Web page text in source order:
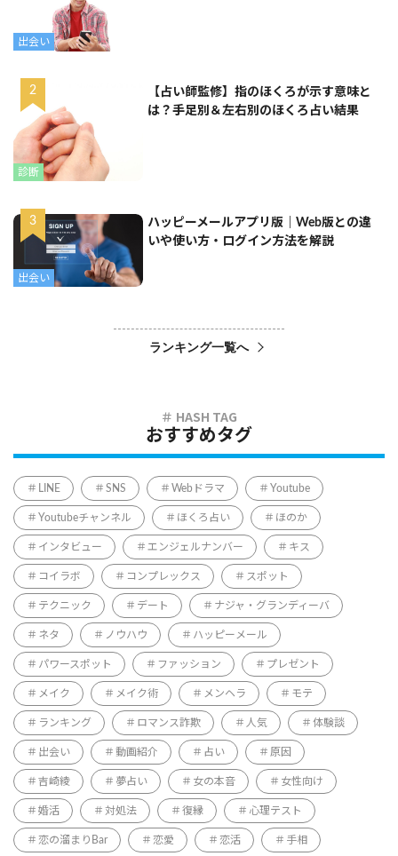
出会い
診断
【占い師監修】指のほくろが示す意味と
は？手足別＆左右別のほくろ占い結果
出会い
ハッピーメールアプリ版｜Web版との違
いや使い方・ログイン方法を解説
ランキング一覧へ
おすすめタグ
LINE SNS Webドラマ Youtube
Youtubeチャンネル ほくろ占い ほのか
インタビュー エンジェルナンバー キス
コイラボ コンプレックス スポット
テクニック デート ナジャ・グランディーバ
ネタ ノウハウ ハッピーメール
パワースポット ファッション プレゼント
メイク メイク術 メンヘラ モテ
ランキング ロマンス詐欺 人気 体験談
出会い 動画紹介 占い 原因
吉崎綾 夢占い 女の本音 女性向け
婚活 対処法 復縁 心理テスト
恋の溜まりBar 恋愛 恋活 手相